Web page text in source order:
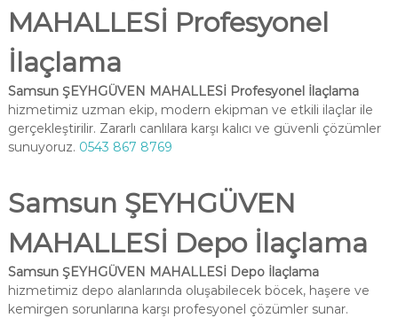
MAHALLESİ Profesyonel
İlaçlama
Samsun ŞEYHGÜVEN MAHALLESİ Profesyonel İlaçlama
hizmetimiz uzman ekip, modern ekipman ve etkili ilaçlar ile
gerçekleştirilir. Zararlı canlılara karşı kalıcı ve güvenli çözümler
sunuyoruz. 0543 867 8769
Samsun ŞEYHGÜVEN
MAHALLESİ Depo İlaçlama
Samsun ŞEYHGÜVEN MAHALLESİ Depo İlaçlama
hizmetimiz depo alanlarında oluşabilecek böcek, haşere ve
kemirgen sorunlarına karşı profesyonel çözümler sunar.